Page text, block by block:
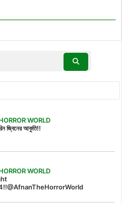
WORLD
জ্বিনের আকুতি!!
WORLD